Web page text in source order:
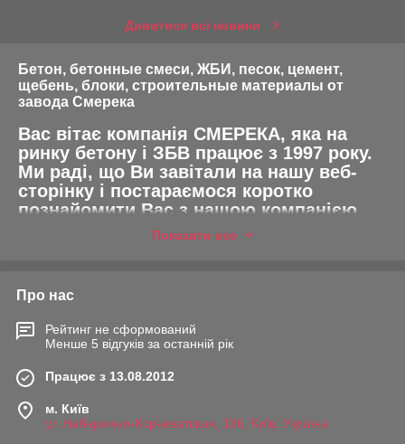
Дивитися всі новини
Бетон, бетонные смеси, ЖБИ, песок, цемент,
щебень, блоки, строительные материалы от
завода Смерека
Вас вітає компанія СМЕРЕКА, яка на
ринку бетону і ЗБВ працює з 1997 року.
Ми раді, що Ви завітали на нашу веб-
сторінку і постараємося коротко
познайомити Вас з нашою компанією.
Сподіваємося, що наше знайомство
зможете ознайомитися з широким
асортиментом ЗБВ, а також купити
будівельні матеріали: бетонні суміші,
бетон, ЖБІ, цемент, щебінь,
металоконструкції будь-якої складності.
Відразу хочемо застерегти: ми не робимо "дешевий" бетон.
Як, втім, і дорогою. Ми робимо ЯКІСНИЙ БЕТОН.
Показати все
Про нас
Рейтинг не сформований
Менше 5 відгуків за останній рік
Працює з 13.08.2012
м. Київ
ул.Набережно-Корчеватская, 136, Київ, Україна